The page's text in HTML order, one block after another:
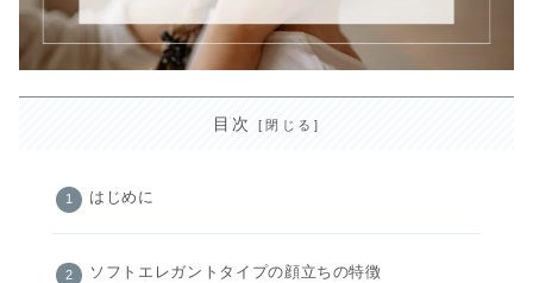
目次
はじめに
ソフトエレガントタイプの顔立ちの特徴